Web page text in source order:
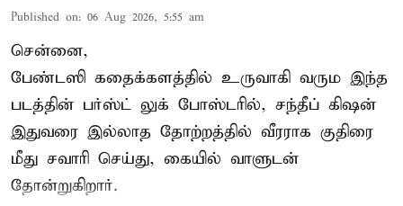
Published on: 06 Aug 2026, 5:55 am
சென்னை,
பேண்டஸி கதைக்களத்தில் உருவாகி வரும இந்த
படத்தின் பர்ஸ்ட் லுக் போஸ்டரில், சந்தீப் கிஷன்
இதுவரை இல்லாத தோற்றத்தில் வீரராக குதிரை
மீது சவாரி செய்து, கையில் வாளுடன்
தோன்றுகிறார்.